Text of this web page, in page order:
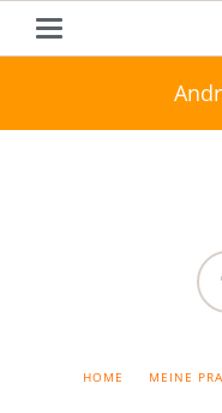
HOME MEINE